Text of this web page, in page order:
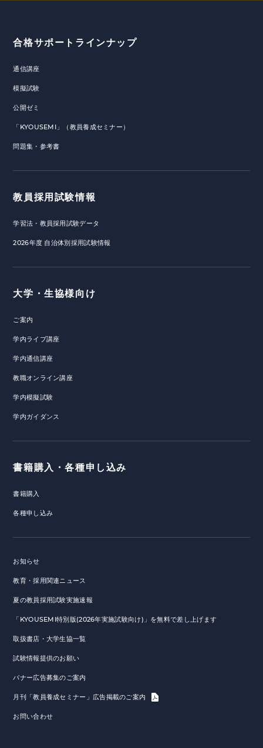
合格サポートラインナップ
通信講座
模擬試験
公開ゼミ
「KYOUSEMI」（教員養成セミナー）
問題集・参考書
教員採用試験情報
学習法・教員採用試験データ
2026年度 自治体別採用試験情報
大学・生協様向け
ご案内
学内ライブ講座
学内通信講座
教職オンライン講座
学内模擬試験
学内ガイダンス
書籍購入・各種申し込み
書籍購入
各種申し込み
お知らせ
教育・採用関連ニュース
夏の教員採用試験実施速報
「KYOUSEMI特別版(2026年実施試験向け)」を無料で差し上げます
取扱書店・大学生協一覧
試験情報提供のお願い
バナー広告募集のご案内
月刊「教員養成セミナー」広告掲載のご案内
お問い合わせ